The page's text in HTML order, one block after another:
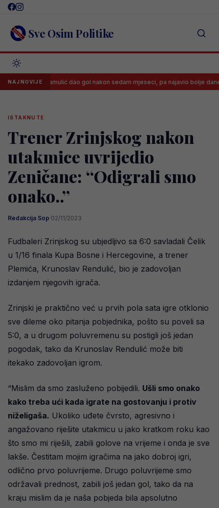
Skip
content Sve Osim Politike
NAJNOVIJE
Said Hamulić dao gol nakon sedam mjeseci, pa najavio bolje dane
ISTAKNUTE
Trener Zrinjskog nakon
utakmice uvrijedio
Zeničane: “Odigrali smo
onako..”
Redakcija Sop·02/11/2023
Fudbaleri Zrinjskog su ubjedljivo sa 6:0 savladali Čelik
u 1/16 finala Kupa Bosne i Hercegovine, a trener
Plemića, Krunoslav Rendulić, bio je zadovoljan
izdanjem njegovih igrača.
Zrinjski je praktično već u prvih pola sata igre otklonio
sve dileme oko pitanja pobjednika, pošto su poveli sa
5:0, a u drugom poluvremenu su postigli još jedan
pogodak, tako da Krunoslav Rendulić može biti
itekako zadovoljan igrom.
“Mislim da smo zasluženo pobijedili. Ušli smo onako
kako treba ući kada igrate na gostovanju i protiv
niželigaša. Ukoliko uđete čvrsto, agresivno i
angažovano riješite utakmicu u jako kratkom roku kao
što smo mi riješili, zabili golove na vrijeme i onda je sve
lakše. Čestitam mojim igračima na jako dobroj igri,
odlično prvo poluvrijeme. Drugo poluvrijeme smo
održavali prednost, zabili još jedan gol, tako da na
kraju mislim da je naša pobjeda bila apsolutno